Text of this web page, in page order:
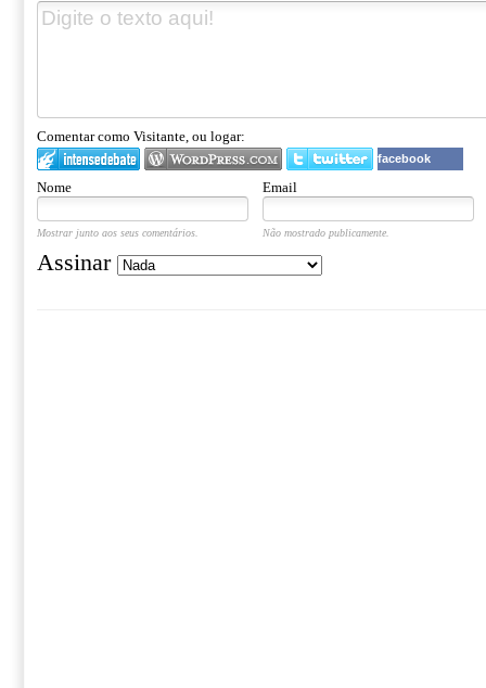
Comentar como Visitante, ou logar:
facebook
Nome Email
Mostrar junto aos seus comentários. Não mostrado publicamente.
Assinar